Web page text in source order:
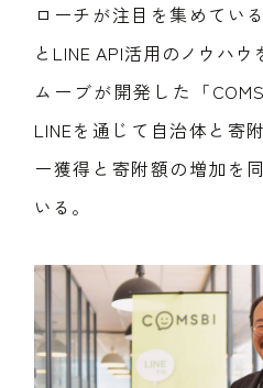
ローチが注目を集めてい
とLINE API活用のノウハ
ムーブが開発した「
LINEを通じて自治体と寄
ー獲得と寄附額の増加を
いる。